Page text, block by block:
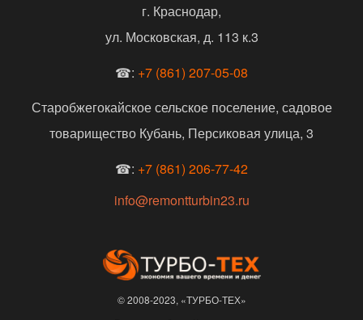
г. Краснодар,
ул. Московская, д. 113 к.3
☎: +7 (861) 207-05-08
Старобжегокайское сельское поселение, садовое
товарищество Кубань, Персиковая улица, 3
☎: +7 (861) 206-77-42
info@remontturbin23.ru
© 2008-2023, «ТУРБО-ТЕХ»